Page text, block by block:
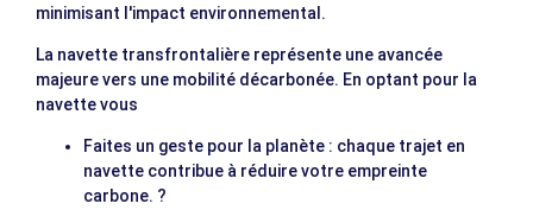
minimisant l'impact environnemental.
La navette transfrontalière représente une avancée
majeure vers une mobilité décarbonée. En optant pour la
navette vous
Faites un geste pour la planète : chaque trajet en
navette contribue à réduire votre empreinte
carbone. ?